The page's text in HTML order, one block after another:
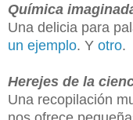
Química
Una delicia para
un ejemplo. Y otro.
Herejes de la
Una recopilación